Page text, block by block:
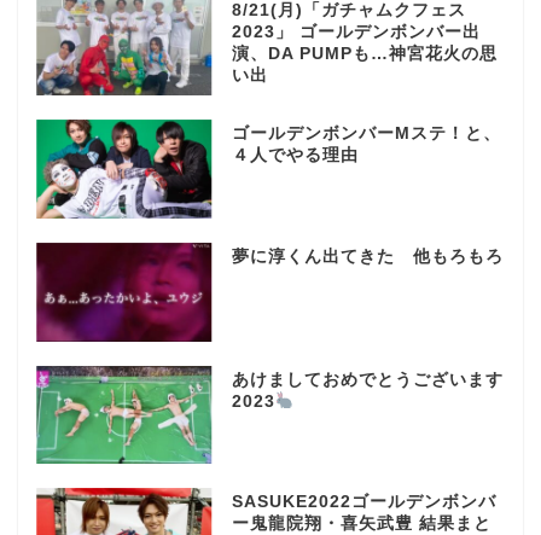
8/21(月)「ガチャムクフェス
2023」 ゴールデンボンバー出
演、DA PUMPも…神宮花火の思
い出
ゴールデンボンバーMステ！と、
４人でやる理由
夢に淳くん出てきた 他もろもろ
あけましておめでとうございます
2023
SASUKE2022ゴールデンボンバ
ー鬼龍院翔・喜矢武豊 結果まと